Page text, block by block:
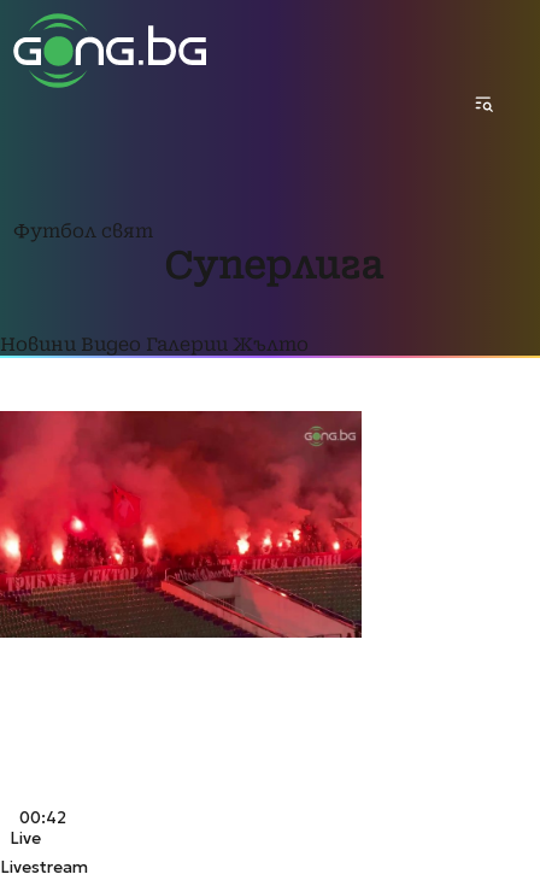
Футбол свят
Суперлига
Новини Видео Галерии Жълто
00:42
Live
Livestream